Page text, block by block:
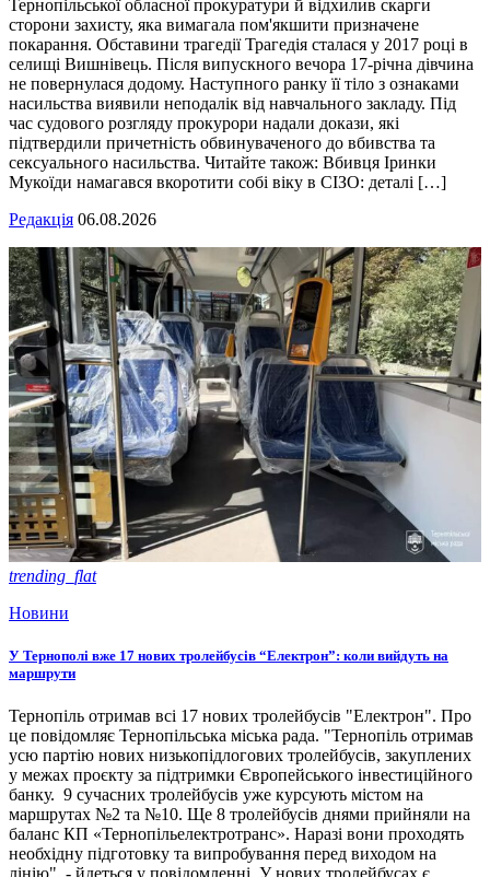
Тернопільської обласної прокуратури й відхилив скарги
сторони захисту, яка вимагала пом'якшити призначене
покарання. Обставини трагедії Трагедія сталася у 2017 році в
селищі Вишнівець. Після випускного вечора 17-річна дівчина
не повернулася додому. Наступного ранку її тіло з ознаками
насильства виявили неподалік від навчального закладу. Під
час судового розгляду прокурори надали докази, які
підтвердили причетність обвинуваченого до вбивства та
сексуального насильства. Читайте також: Вбивця Іринки
Мукоїди намагався вкоротити собі віку в СІЗО: деталі […]
Редакція 06.08.2026
trending_flat
Новини
У Тернополі вже 17 нових тролейбусів “Електрон”: коли вийдуть на
маршрути
Тернопіль отримав всі 17 нових тролейбусів "Електрон". Про
це повідомляє Тернопільська міська рада. "Тернопіль отримав
усю партію нових низькопідлогових тролейбусів, закуплених
у межах проєкту за підтримки Європейського інвестиційного
банку. 9 сучасних тролейбусів уже курсують містом на
маршрутах №2 та №10. Ще 8 тролейбусів днями прийняли на
баланс КП «Тернопільелектротранс». Наразі вони проходять
необхідну підготовку та випробування перед виходом на
лінію", - йдеться у повідомленні. У нових тролейбусах є